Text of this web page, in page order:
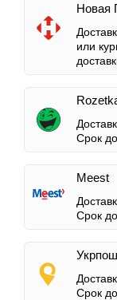
Новая
или
Срок
Meest
Срок
Срок